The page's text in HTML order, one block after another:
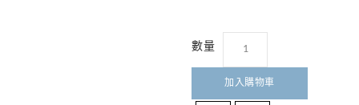
數量
加入購物車